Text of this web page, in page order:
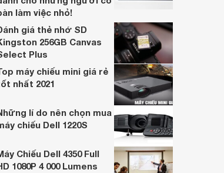
làm việc nhỏ!
giá thẻ nhớ SD
256GB Canvas
Plus
máy chiếu mini giá rẻ
nhất 2021
lí do nên chọn mua
chiếu Dell 1220S
Chiếu Dell 4350 Full
1080P 4 000 Lumens